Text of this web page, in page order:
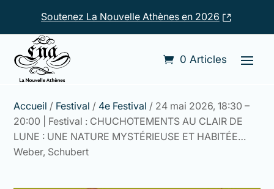
Soutenez La Nouvelle Athènes en 2026
0 Articles
Accueil / Festival / 4e Festival / 24 mai 2026, 18:30 –
20:00 | Festival : CHUCHOTEMENTS AU CLAIR DE
LUNE : UNE NATURE MYSTÉRIEUSE ET HABITÉE…
Weber, Schubert